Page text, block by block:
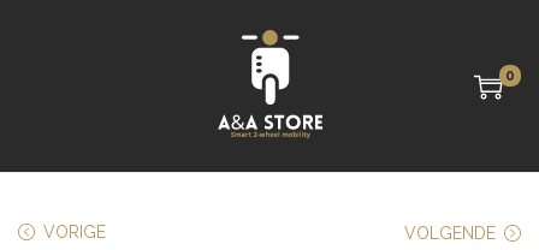
0
VORIGE VOLGENDE